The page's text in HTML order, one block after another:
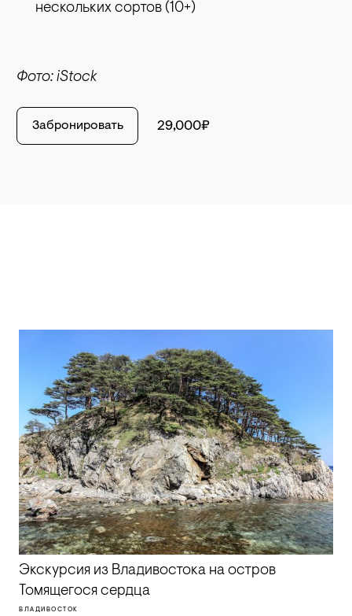
нескольких сортов (10+)
Фото: iStock
Забронировать 29,000₽
Экскурсия из Владивостока на остров
Томящегося сердца
ВЛАДИВОСТОК